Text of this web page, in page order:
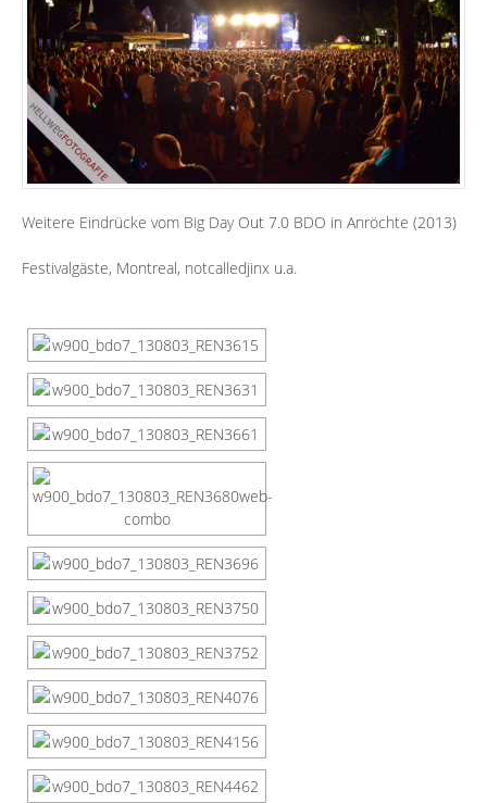
Weitere Eindrücke vom Big Day Out 7.0 BDO in Anröchte (2013)
Festivalgäste, Montreal, notcalledjinx u.a.